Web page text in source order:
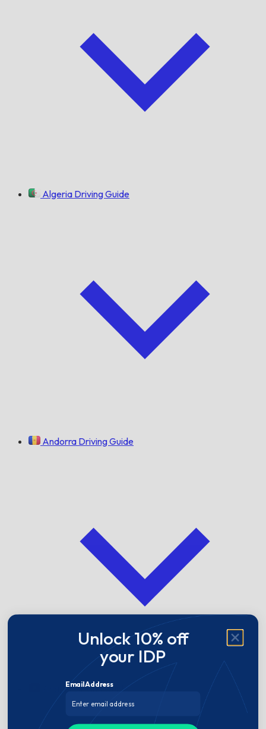
Algeria Driving Guide
Andorra Driving Guide
Angola Driving Guide
Unlock 10% off
your IDP
Email Address